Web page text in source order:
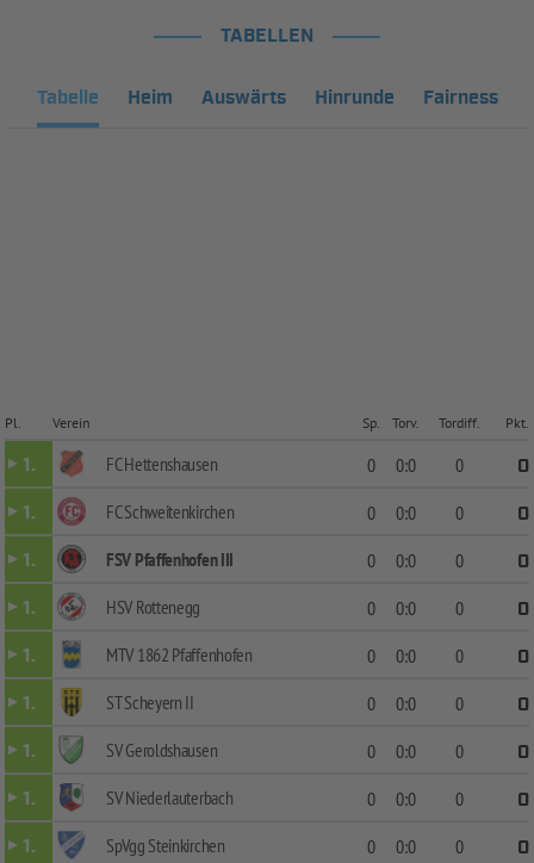
TABELLEN
Tabelle Heim Auswärts Hinrunde Fairness
Pl. Verein Sp. Torv. Tordiff. Pkt.
1. FC Hettenshausen 0 0:0 0
0
1.
FC Schweitenkirchen 0 0:0 0
0
1.
FSV Pfaffenhofen III 0 0:0 0
0
1.
HSV Rottenegg 0 0:0 0
0
1.
MTV 1862 Pfaffenhofen 0 0:0 0
0
1.
ST Scheyern II 0 0:0 0
0
1.
SV Geroldshausen 0 0:0 0
0
1.
SV Niederlauterbach 0 0:0 0
0
1.
SpVgg Steinkirchen 0 0:0 0
0